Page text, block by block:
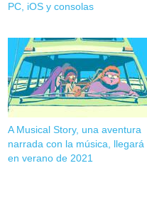
PC, iOS y consolas
A Musical Story, una aventura
narrada con la música, llegará
en verano de 2021